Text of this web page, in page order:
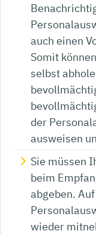
auch einen
Somit
selbst
der
ausweisen
Sie müssen
beim
abgeben.
wieder